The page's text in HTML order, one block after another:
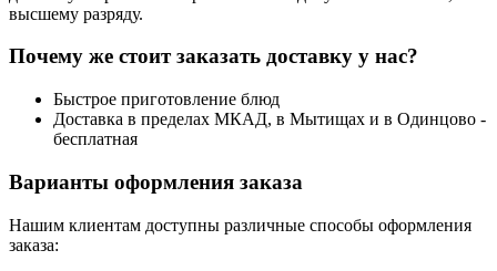
высшему разряду.
Почему же стоит заказать доставку у нас?
Быстрое приготовление блюд
Доставка в пределах МКАД, в Мытищах и в Одинцово -
бесплатная
Варианты оформления заказа
Нашим клиентам доступны различные способы оформления
заказа: